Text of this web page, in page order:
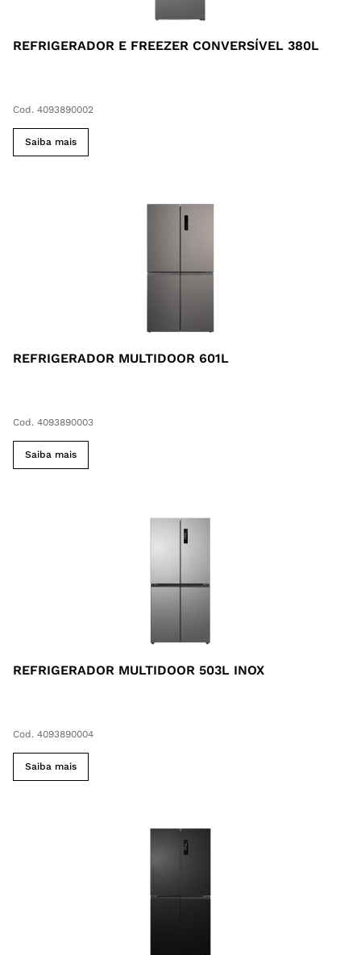
REFRIGERADOR E FREEZER CONVERSÍVEL 380L
Cod. 4093890002
Saiba mais
REFRIGERADOR MULTIDOOR 601L
Cod. 4093890003
Saiba mais
REFRIGERADOR MULTIDOOR 503L INOX
Cod. 4093890004
Saiba mais